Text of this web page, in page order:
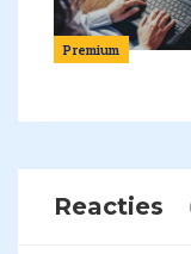
Premium
Reacties